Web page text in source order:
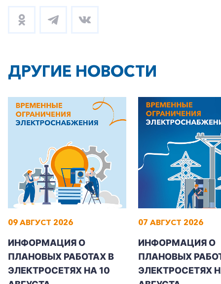
+7-800-700-24-57
Частным клиентам
Корпоративным клиентам
ДРУГИЕ НОВОСТИ
09 АВГУСТ 2026
ИНФОРМАЦИЯ О
ПЛАНОВЫХ РАБОТАХ В
ЭЛЕКТРОСЕТЯХ НА 10
07 АВГУСТ 2026
ИНФОРМАЦИЯ О
ПЛАНОВЫХ
ЭЛЕКТРОСЕТЯХ